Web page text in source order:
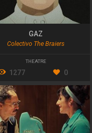
GAZ
Colectivo The Braiers
THEATRE
1277 0